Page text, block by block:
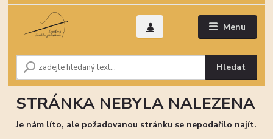
Menu
Hledat
STRÁNKA NEBYLA NALEZENA
Je nám líto, ale požadovanou stránku se nepodařilo najít.